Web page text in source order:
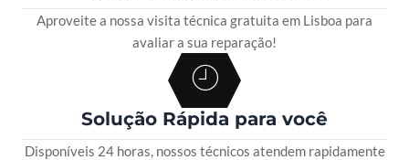
Aproveite a nossa visita técnica gratuita em Lisboa para
avaliar a sua reparação!
Solução Rápida para você
Disponíveis 24 horas, nossos técnicos atendem rapidamente